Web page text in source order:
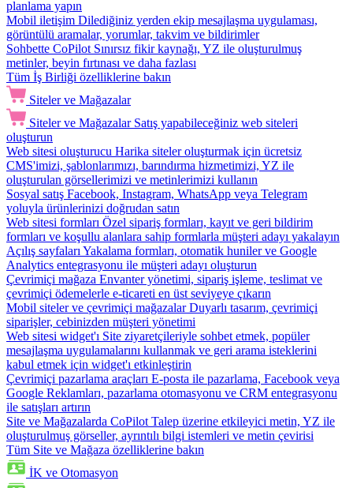
planlama yapın
Mobil iletişim Dilediğiniz yerden ekip mesajlaşma uygulaması,
görüntülü aramalar, yorumlar, takvim ve bildirimler
Sohbette CoPilot Sınırsız fikir kaynağı, YZ ile oluşturulmuş
metinler, beyin fırtınası ve daha fazlası
Tüm İş Birliği özelliklerine bakın
Siteler ve Mağazalar
Siteler ve Mağazalar Satış yapabileceğiniz web siteleri
oluşturun
Web sitesi oluşturucu Harika siteler oluşturmak için ücretsiz
CMS'imizi, şablonlarımızı, barındırma hizmetimizi, YZ ile
oluşturulan görsellerimizi ve metinlerimizi kullanın
Sosyal satış Facebook, Instagram, WhatsApp veya Telegram
yoluyla ürünlerinizi doğrudan satın
Web sitesi formları Özel sipariş formları, kayıt ve geri bildirim
formları ve koşullu alanlara sahip formlarla müşteri adayı yakalayın
Açılış sayfaları Yakalama formları, otomatik huniler ve Google
Analytics entegrasyonu ile müşteri adayı oluşturun
Çevrimiçi mağaza Envanter yönetimi, sipariş işleme, teslimat ve
çevrimiçi ödemelerle e-ticareti en üst seviyeye çıkarın
Mobil siteler ve çevrimiçi mağazalar Duyarlı tasarım, çevrimiçi
siparişler, cebinizden müşteri yönetimi
Web sitesi widget'ı Site ziyaretçileriyle sohbet etmek, popüler
mesajlaşma uygulamalarını kullanmak ve geri arama isteklerini
kabul etmek için widget'ı etkinleştirin
Çevrimiçi pazarlama araçları E-posta ile pazarlama, Facebook veya
Google Reklamları, pazarlama otomasyonu ve CRM entegrasyonu
ile satışları artırın
Site ve Mağazalarda CoPilot Talep üzerine etkileyici metin, YZ ile
oluşturulmuş görseller, ayrıntılı bilgi istemleri ve metin çevirisi
Tüm Site ve Mağaza özelliklerine bakın
İK ve Otomasyon